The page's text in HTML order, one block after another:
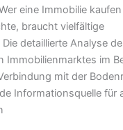
eine Immobilie
braucht vielfältige
detaillierte Analyse
Immobilienmarktes im
mit der
Informationsquelle für